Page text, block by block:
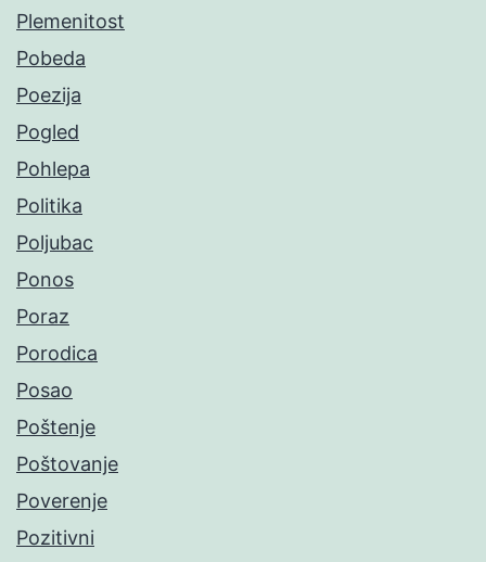
Plemenitost
Pobeda
Poezija
Pogled
Pohlepa
Politika
Poljubac
Ponos
Poraz
Porodica
Posao
Poštenje
Poštovanje
Poverenje
Pozitivni